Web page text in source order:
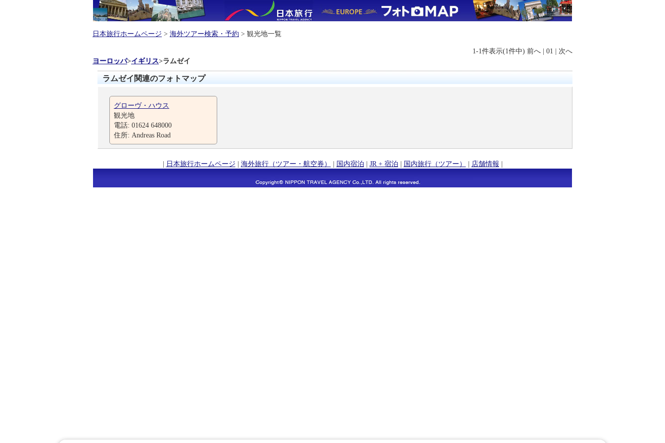
日本旅行ホームページ > 海外ツアー検索・予約 > 観光地一覧
1-1件表示(1件中) 前へ | 01 | 次へ
ヨーロッパ>イギリス>ラムゼイ
ラムゼイ関連のフォトマップ
グローヴ・ハウス
観光地
電話: 01624 648000
住所: Andreas Road
| 日本旅行ホームページ | 海外旅行（ツアー・航空券） | 国内宿泊 | JR + 宿泊 | 国内旅行（ツアー） | 店舗情報 |